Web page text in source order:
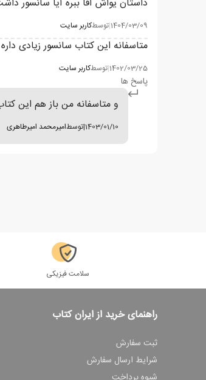
داستان یواش آقا ببره آیا سانسور
1404/03/09
|توسطکاربر سایت
متاسفانه این کتاب سانسور زیادی داره
1402/03/25
|توسطکاربر سایت
پاسخ ها
و متاسفانه من باز هم این
1403/01/10
|توسطامیرمحمد امیرطاهری
سلامت فیزیکی
راهنمای خرید از ایران کتاب
ثبت سفارش
شرایط ارسال سفارش